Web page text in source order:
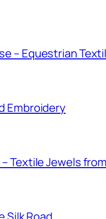
– Equestrian
Embroidery
Textile Jewels